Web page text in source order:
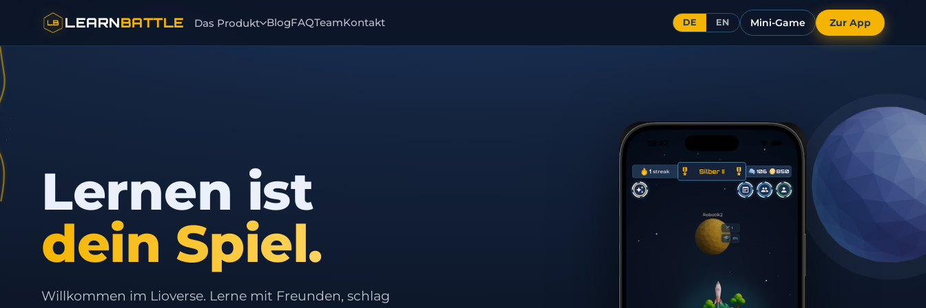
LEARNBATTLE Das Produkt BlogFAQTeamKontakt DE EN Mini-Game Zur App
Lernen ist
dein Spiel.
Willkommen im Lioverse. Lerne mit Freunden, schlag